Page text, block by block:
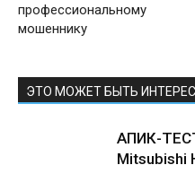
профессиональному
мошеннику
ЭТО МОЖЕТ БЫТЬ
АПИК-
Mitsubishi